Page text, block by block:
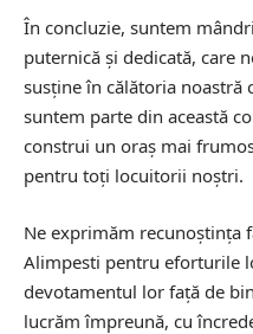
În concluzie, suntem
puternică și dedicată, care
susține în călătoria noastră
suntem parte din această
construi un oraș mai
pentru toți locuitorii noștri.
Ne exprimăm recunoștința
Alimpesti pentru eforturile
devotamentul lor față de
lucrăm împreună, cu